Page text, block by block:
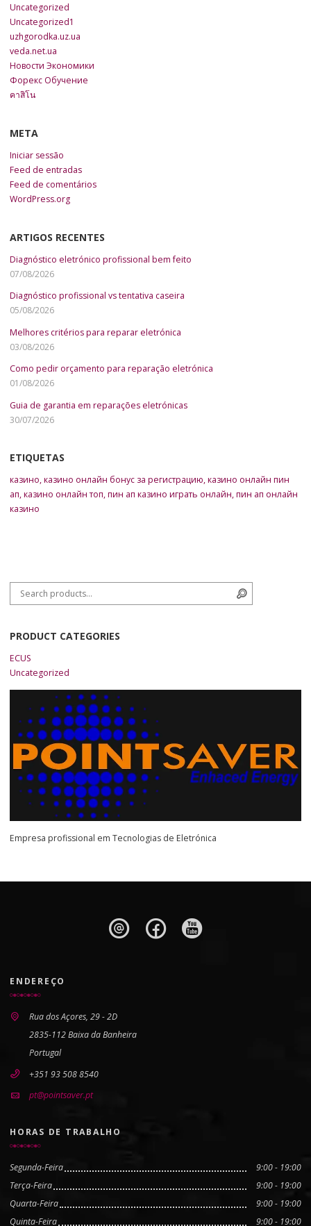
Uncategorized
Uncategorized1
uzhgorodka.uz.ua
veda.net.ua
Новости Экономики
Форекс Обучение
คาสิโน
META
Iniciar sessão
Feed de entradas
Feed de comentários
WordPress.org
ARTIGOS RECENTES
Diagnóstico eletrónico profissional bem feito
07/08/2026
Diagnóstico profissional vs tentativa caseira
05/08/2026
Melhores critérios para reparar eletrónica
03/08/2026
Como pedir orçamento para reparação eletrónica
01/08/2026
Guia de garantia em reparações eletrónicas
30/07/2026
ETIQUETAS
казино,казино онлайн бонус за регистрацию,казино онлайн пин
ап,казино онлайн топ,пин ап казино играть онлайн,пин ап онлайн
казино
Search for:
PRODUCT CATEGORIES
ECUS
Uncategorized
Empresa profissional em Tecnologias de Eletrónica
ENDEREÇO
Rua dos Açores, 29 - 2D
2835-112 Baixa da Banheira
Portugal
+351 93 508 8540
pt@pointsaver.pt
HORAS DE TRABALHO
Segunda-Feira
9:00 - 19:00
Terça-Feira
9:00 - 19:00
Quarta-Feira
9:00 - 19:00
Quinta-Feira
9:00 - 19:00